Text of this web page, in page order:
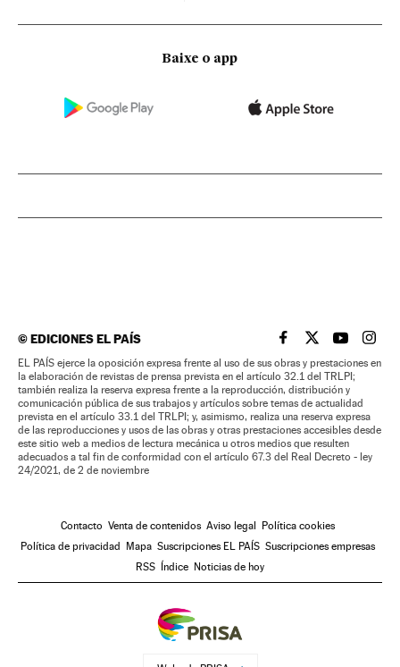
Baixe o app
©EDICIONES EL PAÍS EL PAÍS BRASIL EN
EL PAÍSEL PAÍS
EL
EL PAÍS ejerce la oposición expresa frente al uso de sus obras y prestaciones en
la elaboración de revistas de prensa prevista en el artículo 32.1 del TRLPI;
también realiza la reserva expresa frente a la reproducción, distribución y
comunicación pública de sus trabajos y artículos sobre temas de actualidad
prevista en el artículo 33.1 del TRLPI; y, asimismo, realiza una reserva expresa
de las reproducciones y usos de las obras y otras prestaciones accesibles desde
este sitio web a medios de lectura mecánica u otros medios que resulten
adecuados a tal fin de conformidad con el artículo 67.3 del Real Decreto - ley
24/2021, de 2 de noviembre
Contacto Venta de contenidos Aviso legal
Política cookies
Política de privacidad
Mapa Suscripciones EL PAÍS Suscripciones empresas
RSS
Índice Noticias de hoy